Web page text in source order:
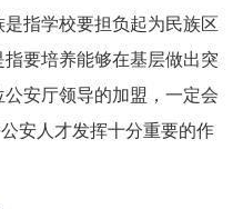
指学校要担负起为民族区
要培养能够在基层做出突
安厅领导的加盟，一定会
安人才发挥十分重要的作